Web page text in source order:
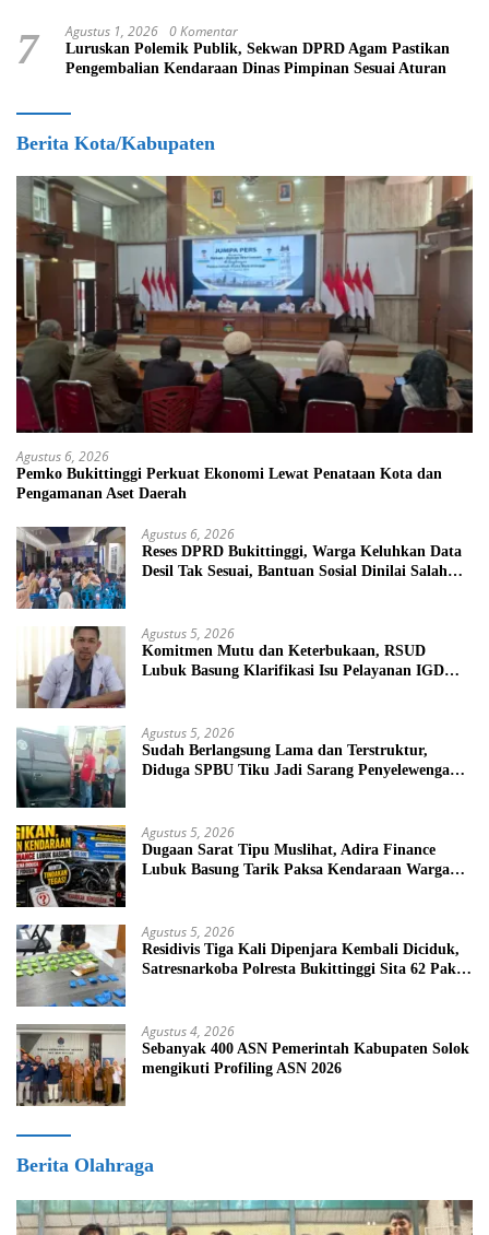
7 Agustus 1, 2026 0 Komentar
Luruskan Polemik Publik, Sekwan DPRD Agam Pastikan
Pengembalian Kendaraan Dinas Pimpinan Sesuai Aturan
Berita Kota/Kabupaten
Agustus 6, 2026
Pemko Bukittinggi Perkuat Ekonomi Lewat Penataan Kota dan
Pengamanan Aset Daerah
Agustus 6, 2026
Reses DPRD Bukittinggi, Warga Keluhkan Data
Desil Tak Sesuai, Bantuan Sosial Dinilai Salah
Agustus 5, 2026
Komitmen Mutu dan Keterbukaan, RSUD
Lubuk Basung Klarifikasi Isu Pelayanan IGD
Agustus 5, 2026
Sudah Berlangsung Lama dan Terstruktur,
Diduga SPBU Tiku Jadi Sarang Penyelewengan
Agustus 5, 2026
Dugaan Sarat Tipu Muslihat, Adira Finance
Lubuk Basung Tarik Paksa Kendaraan Warga
Agustus 5, 2026
Residivis Tiga Kali Dipenjara Kembali Diciduk,
Satresnarkoba Polresta Bukittinggi Sita 62 Paket
Agustus 4, 2026
Sebanyak 400 ASN Pemerintah Kabupaten Solok
mengikuti Profiling ASN 2026
Berita Olahraga